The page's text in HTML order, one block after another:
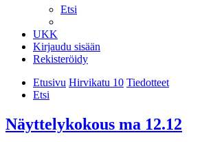
Etsi
UKK
Kirjaudu sisään
Rekisteröidy
Etusivu Hirvikatu 10 Tiedotteet
Etsi
Näyttelykokous ma 12.12